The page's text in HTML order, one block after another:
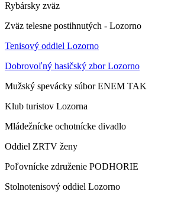
Rybársky zväz
Zväz telesne postihnutých - Lozorno
Tenisový oddiel Lozorno
Dobrovoľný hasičský zbor Lozorno
Mužský spevácky súbor ENEM TAK
Klub turistov Lozorna
Mládežnícke ochotnícke divadlo
Oddiel ZRTV ženy
Poľovnícke združenie PODHORIE
Stolnotenisový oddiel Lozorno